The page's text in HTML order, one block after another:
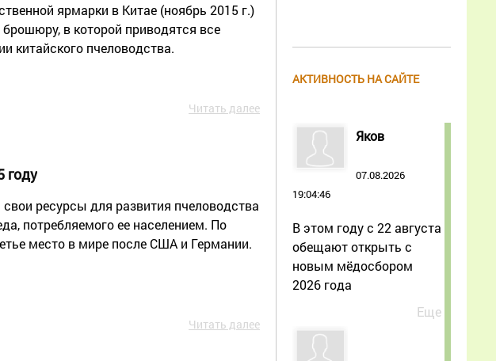
ярмарки в Китае (ноябрь 2015 г.)
в которой приводятся все
китайского пчеловодства.
Читать далее
году
ресурсы для развития пчеловодства
потребляемого ее населением. По
место в мире после США и Германии.
Читать далее
АКТИВНОСТЬ НА САЙТЕ
Яков
07.08.2026
19:04:46
В этом году с 22 августа
обещают открыть с
новым мёдосбором
2026 года
Еще